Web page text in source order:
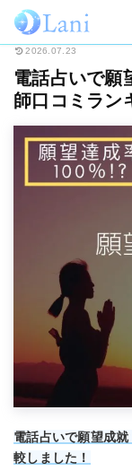
ホーム 電話占い
2026.07.23
電話占いで願
師口コミラン
電話占いで願望成
較しました！